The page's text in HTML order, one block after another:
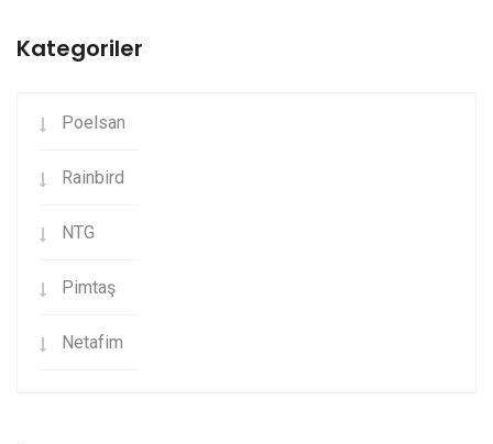
Kategoriler
Poelsan
Rainbird
NTG
Pimtaş
Netafim